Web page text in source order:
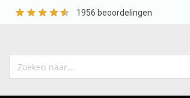
1956 beoordelingen